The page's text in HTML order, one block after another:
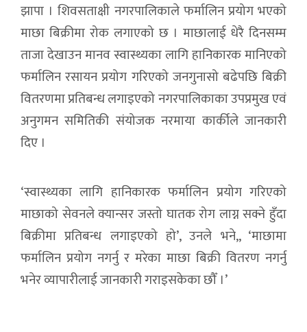
झापा । शिवसताक्षी नगरपालिकाले फर्मालिन प्रयोग भएको
माछा बिक्रीमा रोक लगाएको छ । माछालाई धेरै दिनसम्म
ताजा देखाउन मानव स्वास्थ्यका लागि हानिकारक मानिएको
फर्मालिन रसायन प्रयोग गरिएको जनगुनासो बढेपछि बिक्री
वितरणमा प्रतिबन्ध लगाइएको नगरपालिकाका उपप्रमुख एवं
अनुगमन समितिकी संयोजक नरमाया कार्कीले जानकारी
दिए ।
‘स्वास्थ्यका लागि हानिकारक फर्मालिन प्रयोग गरिएको
माछाको सेवनले क्यान्सर जस्तो घातक रोग लाग्न सक्ने हुँदा
बिक्रीमा प्रतिबन्ध लगाइएको हो’, उनले भने,, ‘माछामा
फर्मालिन प्रयोग नगर्नु र मरेका माछा बिक्री वितरण नगर्नु
भनेर व्यापारीलाई जानकारी गराइसकेका छौँ ।’